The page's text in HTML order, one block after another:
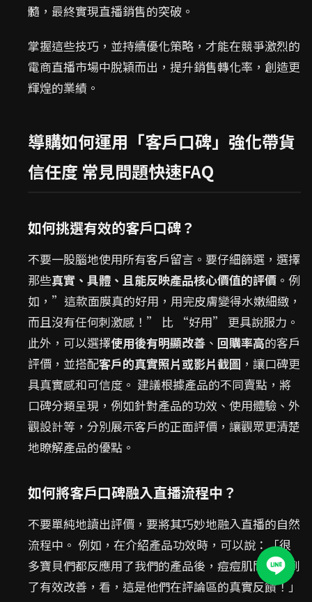
髓，最終實現直播銷售的突破。
掌握這些技巧，並持續優化策略，才能在競爭激烈的
電商直播市場中脫穎而出，提升銷售轉化率，創造更
輝煌的業績。
導購如何運用「客戶口碑」強化帶貨
信任度 常見問題快速FAQ
如何挑選有效的客戶口碑？
不要一股腦地使用所有客戶留言。要仔細篩選，選擇
那些真實、具體、且能反映產品核心價值的評價 。例
如，”這款面膜真的好用，用完皮膚變得水嫩細緻，
而且沒有任何刺激感！” 比 “好用” 更具說服力。
此外，可以選擇使用後有明顯改善 、 回購率高的客戶
評價，並搭配客戶的真實照片或影片截圖 ，讓口碑更
具真實感和可信度。 建議根據產品的不同賣點，將
口碑分類呈現，例如針對產品的功效、使用體驗、外
觀設計等，分別展示客戶的正面評價，讓觀眾更清楚
地瞭解產品的優點。
如何將客戶口碑融入直播流程中？
不要單純地讀出評價，要將其巧妙地融入直播的自然
流程中。 例如，在介紹產品功效時，可以說：「很
多寶貝們都反應用了我們的產品後，痘痘肌問題得到
了有效改善，看，這是他們在評論區的真實反饋！」